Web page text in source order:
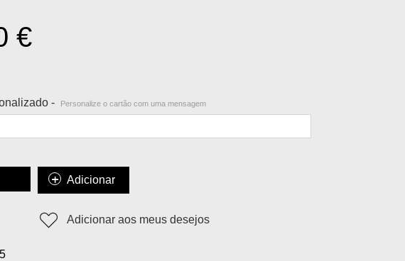
€
- Personalize o cartão com uma mensagem
Adicionar
Adicionar aos meus desejos